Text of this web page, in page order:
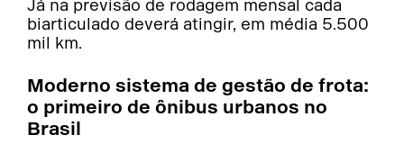
Já na previsão de rodagem mensal cada
biarticulado deverá atingir, em média 5.500
mil km.
Moderno sistema de gestão de frota:
o primeiro de ônibus urbanos no
Brasil